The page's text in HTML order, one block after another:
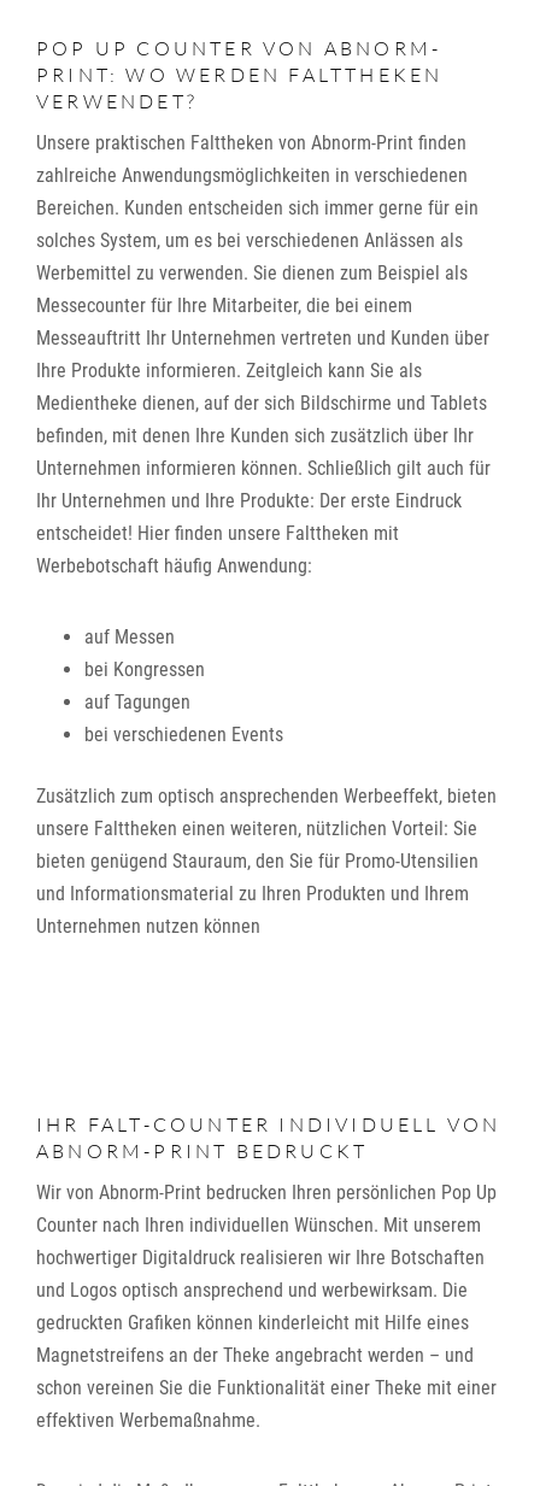
POP UP COUNTER VON ABNORM-
PRINT: WO WERDEN FALTTHEKEN
VERWENDET?
Unsere praktischen Falttheken von Abnorm-Print finden
zahlreiche Anwendungsmöglichkeiten in verschiedenen
Bereichen. Kunden entscheiden sich immer gerne für ein
solches System, um es bei verschiedenen Anlässen als
Werbemittel zu verwenden. Sie dienen zum Beispiel als
Messecounter für Ihre Mitarbeiter, die bei einem
Messeauftritt Ihr Unternehmen vertreten und Kunden über
Ihre Produkte informieren. Zeitgleich kann Sie als
Medientheke dienen, auf der sich Bildschirme und Tablets
befinden, mit denen Ihre Kunden sich zusätzlich über Ihr
Unternehmen informieren können. Schließlich gilt auch für
Ihr Unternehmen und Ihre Produkte: Der erste Eindruck
entscheidet! Hier finden unsere Falttheken mit
Werbebotschaft häufig Anwendung:
auf Messen
bei Kongressen
auf Tagungen
bei verschiedenen Events
Zusätzlich zum optisch ansprechenden Werbeeffekt, bieten
unsere Falttheken einen weiteren, nützlichen Vorteil: Sie
bieten genügend Stauraum, den Sie für Promo-Utensilien
und Informationsmaterial zu Ihren Produkten und Ihrem
Unternehmen nutzen können
IHR FALT-COUNTER INDIVIDUELL VON
ABNORM-PRINT BEDRUCKT
Wir von Abnorm-Print bedrucken Ihren persönlichen Pop Up
Counter nach Ihren individuellen Wünschen. Mit unserem
hochwertiger Digitaldruck realisieren wir Ihre Botschaften
und Logos optisch ansprechend und werbewirksam. Die
gedruckten Grafiken können kinderleicht mit Hilfe eines
Magnetstreifens an der Theke angebracht werden – und
schon vereinen Sie die Funktionalität einer Theke mit einer
effektiven Werbemaßnahme.